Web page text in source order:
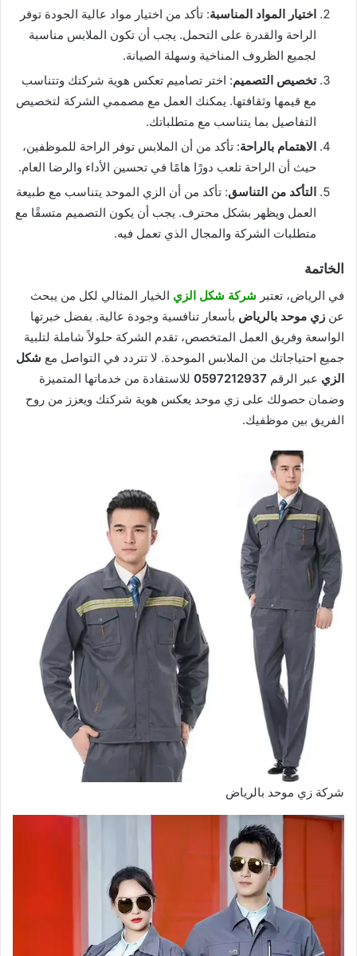
اختيار المواد المناسبة: تأكد من اختيار مواد عالية الجودة توفر
الراحة والقدرة على التحمل. يجب أن تكون الملابس مناسبة
لجميع الظروف المناخية وسهلة الصيانة.
تخصيص التصميم: اختر تصاميم تعكس هوية شركتك وتتناسب
مع قيمها وثقافتها. يمكنك العمل مع مصممي الشركة لتخصيص
التفاصيل بما يتناسب مع متطلباتك.
الاهتمام بالراحة: تأكد من أن الملابس توفر الراحة للموظفين،
حيث أن الراحة تلعب دورًا هامًا في تحسين الأداء والرضا العام.
التأكد من التناسق: تأكد من أن الزي الموحد يتناسب مع طبيعة
العمل ويظهر بشكل محترف. يجب أن يكون التصميم متسقًا مع
متطلبات الشركة والمجال الذي تعمل فيه.
الخاتمة
في الرياض، تعتبر شركة شكل الزي الخيار المثالي لكل من يبحث
عن زي موحد بالرياض بأسعار تنافسية وجودة عالية. بفضل خبرتها
الواسعة وفريق العمل المتخصص، تقدم الشركة حلولاً شاملة لتلبية
جميع احتياجاتك من الملابس الموحدة. لا تتردد في التواصل مع شكل
الزي عبر الرقم 0597212937 للاستفادة من خدماتها المتميزة
وضمان حصولك على زي موحد يعكس هوية شركتك ويعزز من روح
الفريق بين موظفيك.
شركة زي موحد بالرياض